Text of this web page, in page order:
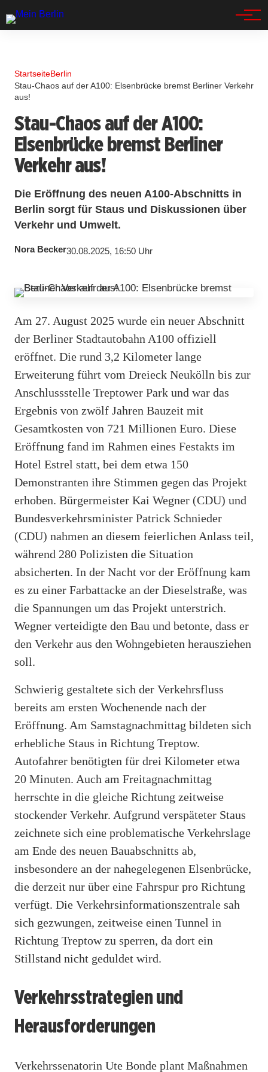
StartseiteBerlin
Stau-Chaos auf der A100: Elsenbrücke bremst Berliner Verkehr
aus!
Stau-Chaos auf der A100:
Elsenbrücke bremst Berliner
Verkehr aus!
Die Eröffnung des neuen A100-Abschnitts in
Berlin sorgt für Staus und Diskussionen über
Verkehr und Umwelt.
Nora Becker30.08.2025, 16:50 Uhr
Am 27. August 2025 wurde ein neuer Abschnitt
der Berliner Stadtautobahn A100 offiziell
eröffnet. Die rund 3,2 Kilometer lange
Erweiterung führt vom Dreieck Neukölln bis zur
Anschlussstelle Treptower Park und war das
Ergebnis von zwölf Jahren Bauzeit mit
Gesamtkosten von 721 Millionen Euro. Diese
Eröffnung fand im Rahmen eines Festakts im
Hotel Estrel statt, bei dem etwa 150
Demonstranten ihre Stimmen gegen das Projekt
erhoben. Bürgermeister Kai Wegner (CDU) und
Bundesverkehrsminister Patrick Schnieder
(CDU) nahmen an diesem feierlichen Anlass teil,
während 280 Polizisten die Situation
absicherten. In der Nacht vor der Eröffnung kam
es zu einer Farbattacke an der Dieselstraße, was
die Spannungen um das Projekt unterstrich.
Wegner verteidigte den Bau und betonte, dass er
den Verkehr aus den Wohngebieten herausziehen
soll.
Schwierig gestaltete sich der Verkehrsfluss
bereits am ersten Wochenende nach der
Eröffnung. Am Samstagnachmittag bildeten sich
erhebliche Staus in Richtung Treptow.
Autofahrer benötigten für drei Kilometer etwa
20 Minuten. Auch am Freitagnachmittag
herrschte in die gleiche Richtung zeitweise
stockender Verkehr. Aufgrund verspäteter Staus
zeichnete sich eine problematische Verkehrslage
am Ende des neuen Bauabschnitts ab,
insbesondere an der nahegelegenen Elsenbrücke,
die derzeit nur über eine Fahrspur pro Richtung
verfügt. Die Verkehrsinformationszentrale sah
sich gezwungen, zeitweise einen Tunnel in
Richtung Treptow zu sperren, da dort ein
Stillstand nicht geduldet wird.
Verkehrsstrategien und
Herausforderungen
Verkehrssenatorin Ute Bonde plant Maßnahmen